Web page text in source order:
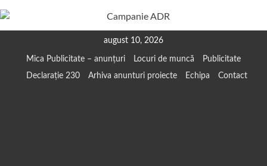
august 10, 2026
Mica Publicitate – anunțuri Locuri de muncă
Publicitate
Declarație 230
Arhiva anunturi proiecte Echipa Contact